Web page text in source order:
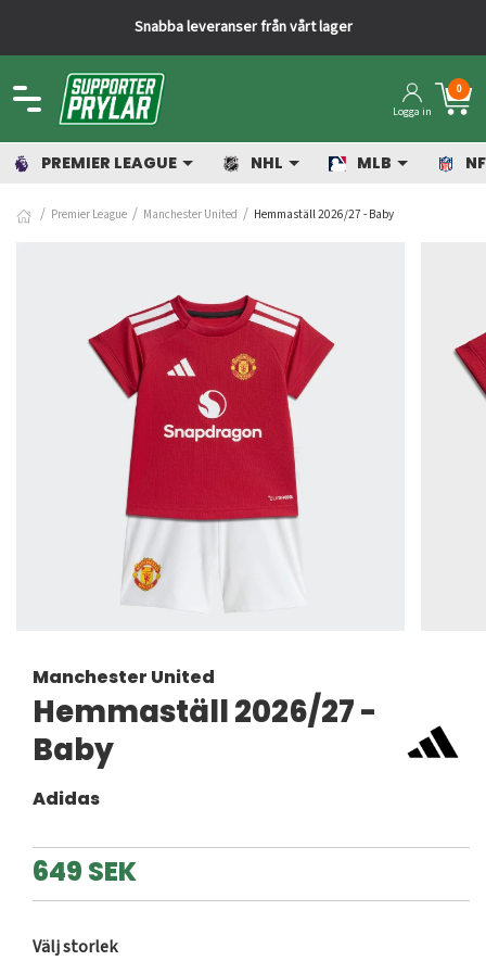
Snabba leveranser från vårt lager
Logga in
0
PREMIER LEAGUE NHL MLB
Premier League Manchester United Hemmaställ 2026/27 - Baby
Manchester United
Hemmaställ 2026/27 -
Baby
Adidas
649 SEK
Välj storlek